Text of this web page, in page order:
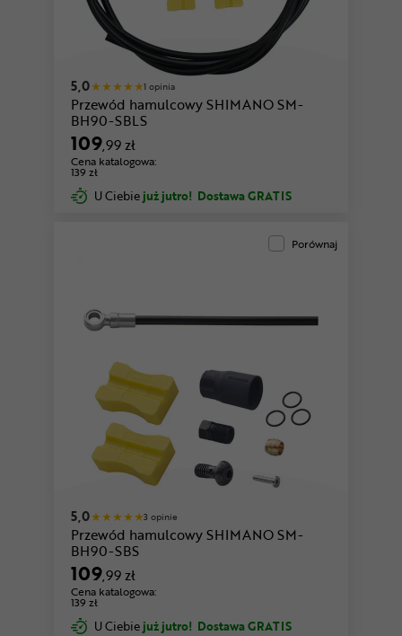
5,0 1 opinia
Przewód hamulcowy SHIMANO SM-
BH90-SBLS
109,99 zł
Cena katalogowa:
139 zł
U Ciebie już jutro! Dostawa GRATIS
Porównaj
5,0 3 opinie
Przewód hamulcowy SHIMANO SM-
BH90-SBS
109,99 zł
Cena katalogowa:
139 zł
U Ciebie już jutro! Dostawa GRATIS